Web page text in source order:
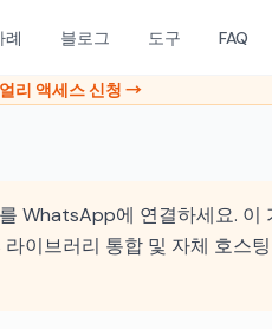
례 블로그 도구 FAQ
얼리 액세스 신청 →
WhatsApp에 연결하세요. 이
이브러리 통합 및 자체 호스